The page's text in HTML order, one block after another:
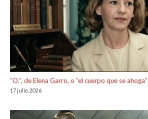
“O.”, de Elena Garro, o “el cuerpo que se ahoga”
17 julio, 2026